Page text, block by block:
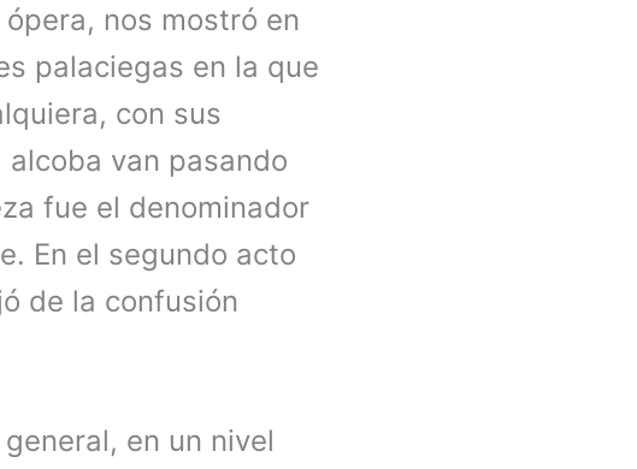
nos mostró en
palaciegas en la que
con sus
van pasando
fue el denominador
En el segundo acto
de la confusión
en un nivel